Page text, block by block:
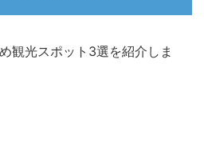
観光スポット3選を紹介しま